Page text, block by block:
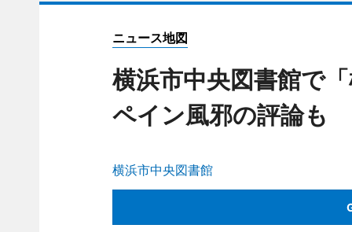
ニュース地図
横浜市中央図書館で
ペイン風邪の評論も
横浜市中央図書館